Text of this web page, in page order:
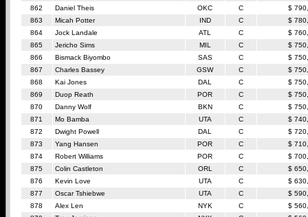
862
Daniel Theis OKC C
$
863
Micah Potter IND C
$
864
Jock Landale ATL C
$
865
Jericho Sims MIL C
$
866
Bismack Biyombo SAS C
$
867
Charles Bassey GSW C
$
868
Kai Jones DAL C
$
869
Duop Reath POR C
$
870
Danny Wolf BKN C
$
871
Mo Bamba UTA C
$
872
Dwight Powell DAL C
$
873
Yang Hansen POR C
$
874
Robert Williams POR C
$
875
Colin Castleton ORL C
$
876
Kevin Love UTA C
$
877
Oscar Tshiebwe UTA C
$
878
Alex Len NYK C
$